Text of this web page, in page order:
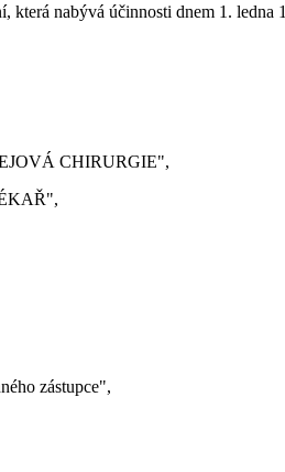
která nabývá účinnosti dnem 1. ledna
CHIRURGIE",
zástupce",